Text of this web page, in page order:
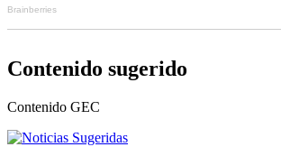
Contenido sugerido
Contenido GEC